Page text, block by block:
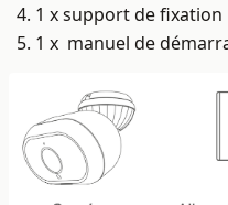
1 x support de fixation
1 x manuel de